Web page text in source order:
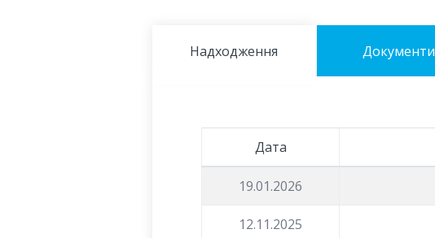
Надходження Документи
Дата
19.01.2026
12.11.2025